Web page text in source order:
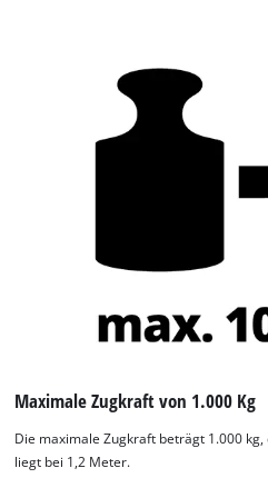
Maximale Zugkraft von 1.000 Kg
Die maximale Zugkraft beträgt 1.000
liegt bei 1,2 Meter.